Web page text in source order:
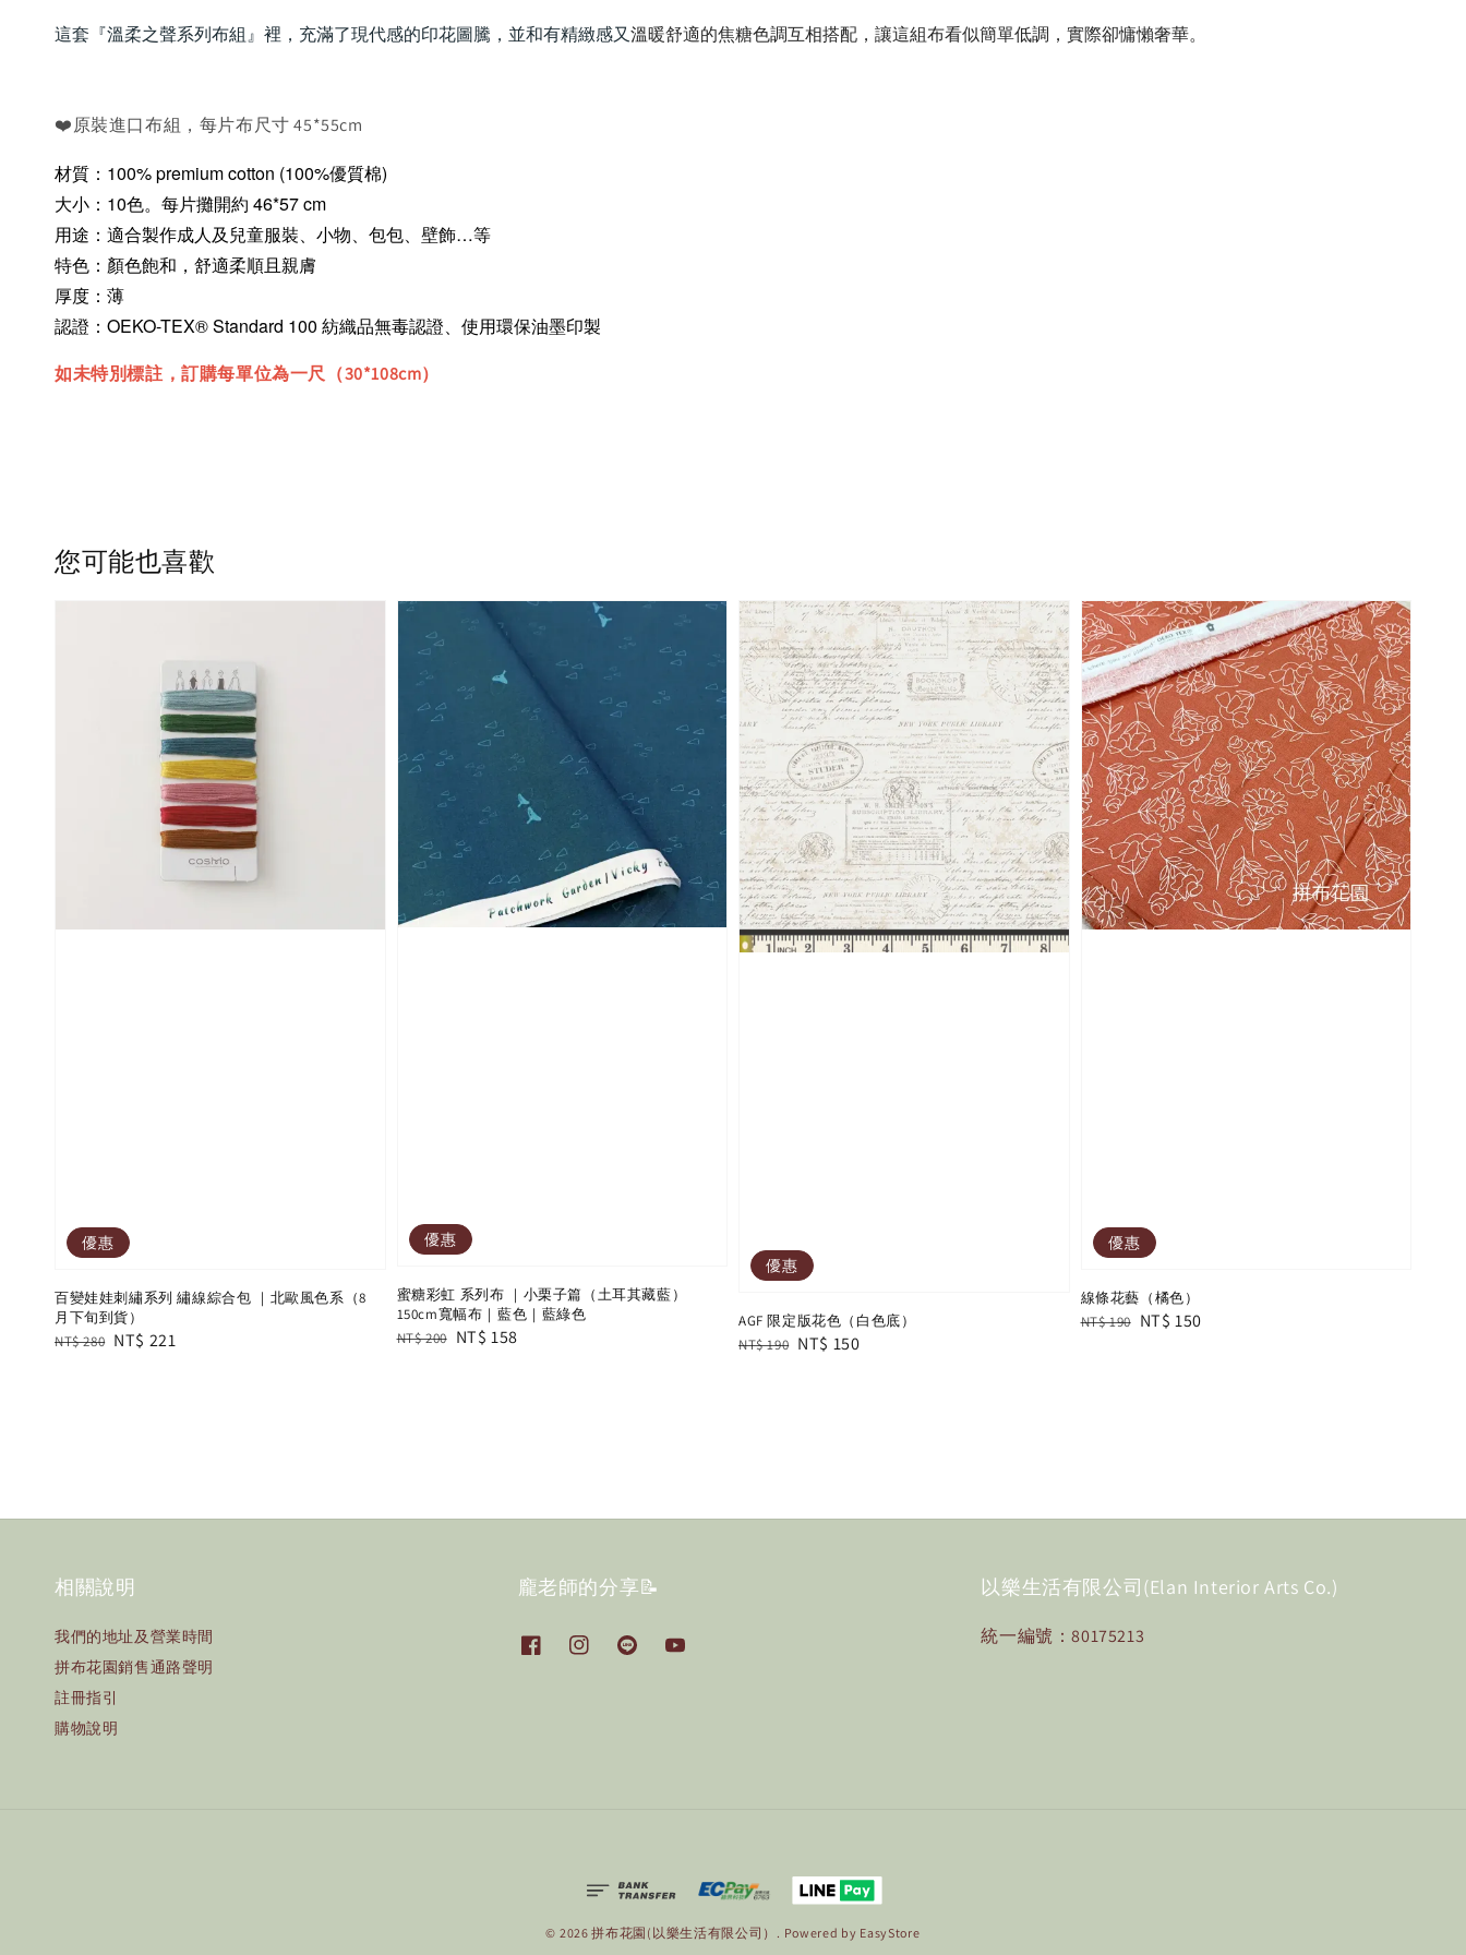
這套『溫柔之聲系列布組』裡，充滿了現代感的印花圖騰，並和有精緻感又溫暖舒適的焦糖色調互相搭配，讓這組布看似簡單低調，實際卻慵懶奢華。
❤️原裝進口布組，每片布尺寸 45*55cm
材質：100% premium cotton (100%優質棉)
大小：10色。每片攤開約 46*57 cm
用途：適合製作成人及兒童服裝、小物、包包、壁飾…等
特色：顏色飽和，舒適柔順且親膚
厚度：薄
認證：OEKO-TEX® Standard 100 紡織品無毒認證、使用環保油墨印製
如未特別標註，訂購每單位為一尺（30*108cm）
您可能也喜歡
優惠
百變娃娃刺繡系列 繡線綜合包 ｜北歐風色系（8
月下旬到貨）
Regular
NT$ 280 Sale
NT$ 221
優惠
蜜糖彩虹 系列布 ｜小栗子篇（土耳其藏藍）
150cm寬幅布｜藍色｜藍綠色
Regular
NT$ 200 Sale
NT$ 158
優惠
AGF 限定版花色（白色底）
Regular
NT$ 190 Sale
NT$ 150
優惠
線條花藝（橘色）
Regular
NT$ 190 Sale
NT$ 150
相關說明
我們的地址及營業時間
拼布花園銷售通路聲明
註冊指引
購物說明
龐老師的分享📝 以樂生活有限公司(Elan Interior Arts Co.)
統一編號：80175213
© 2026 拼布花園(以樂生活有限公司）. Powered by EasyStore